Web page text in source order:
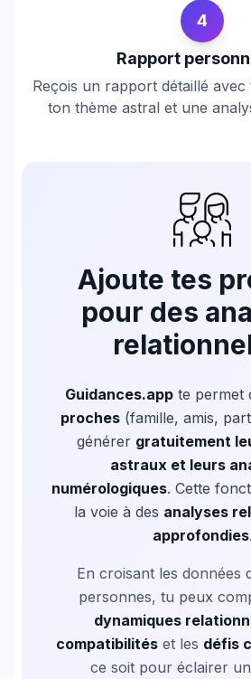
4
Rapport
Reçois un rapport détaillé
ton thème astral et une
Ajoute tes
pour des
Guidances.appte permet
proches (famille, amis,
générer gratuitement
astraux et leurs
numérologiques. Cette
la voie à des analyses
approfondies.
En croisant les données
personnes, tu peux
dynamiques
compatibilités et les défis
ce soit pour éclairer